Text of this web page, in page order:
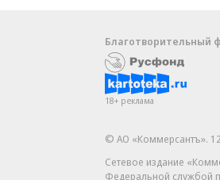
Благотворительный
18+ реклама
© АО «Коммерсантъ».
Сетевое издание
Федеральной службой